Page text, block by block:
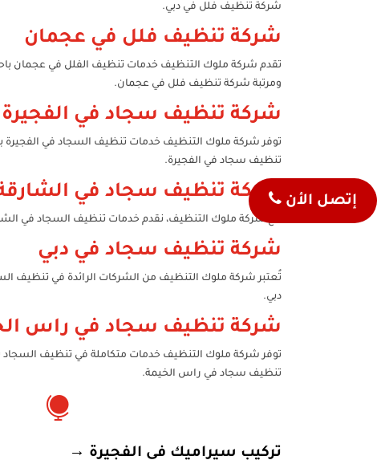
شركة تنظيف فلل في دبي.
شركة تنظيف فلل في عجمان
تقدم شركة ملوك التنظيف خدمات تنظيف الفلل في عجمان
ومرتبة شركة تنظيف فلل في عجمان.
شركة تنظيف سجاد في الفجيرة
توفر شركة ملوك التنظيف خدمات تنظيف السجاد في الفجيرة
تنظيف سجاد في الفجيرة.
شركة تنظيف سجاد في
مع شركة ملوك التنظيف، نقدم خدمات تنظيف السجاد في
شركة تنظيف سجاد في دبي
تُعتبر شركة ملوك التنظيف من الشركات الرائدة في تنظيف
دبي.
شركة تنظيف سجاد في راس
توفر شركة ملوك التنظيف خدمات متكاملة في تنظيف السجاد
تنظيف سجاد في راس الخيمة.

تركيب سيراميك في الفجيرة →
إتصل الأن